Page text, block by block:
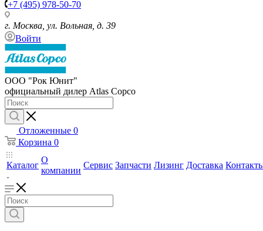
+7 (495) 978-50-70
г. Москва, ул. Вольная, д. 39
Войти
ООО "Рок Юнит"
официальный дилер Atlas Copco
Отложенные 0
Корзина 0
Каталог
О
компании
Сервис Запчасти Лизинг Доставка